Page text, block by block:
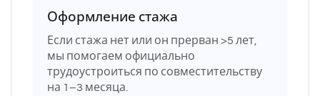
Оформление стажа
Если стажа нет или он прерван >5 лет,
мы помогаем официально
трудоустроиться по совместительству
на 1–3 месяца.